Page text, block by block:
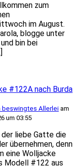
zum
im August.
blogge unter
bin bei
#122A nach Burda
beswingtes Allerleiam
um 03:55
liebe Gatte die
übernehmen, denn
eine Wolljacke
Modell #122 aus